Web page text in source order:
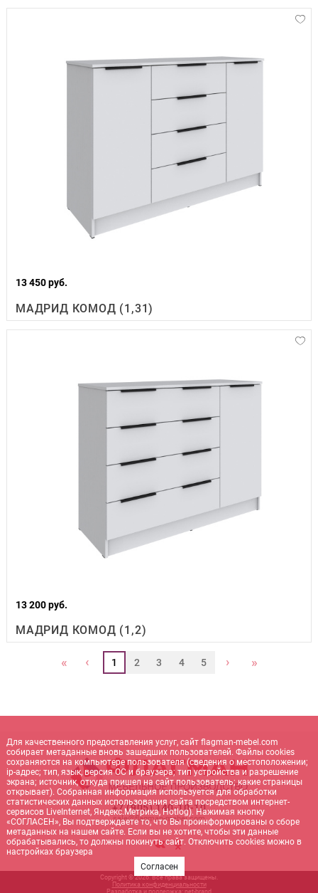
13 450 руб.
МАДРИД КОМОД (1,31)
13 200 руб.
МАДРИД КОМОД (1,2)
« ‹ 1 2 3 4 5 › »
+7 (905) 140-10-10
sale@flagman-mebel.com
Copyright © 2026. Все права защищены.
Политика конфиденциальности
Разработка и поддержка: net- brand
Для качественного предоставления услуг, сайт flagman-mebel.com
собирает метаданные вновь зашедших пользователей. Файлы cookies
сохраняются на компьютере пользователя (сведения о местоположении;
ip-адрес; тип, язык, версия ОС и браузера; тип устройства и разрешение
экрана; источник, откуда пришел на сайт пользователь; какие страницы
открывает). Собранная информация используется для обработки
статистических данных использования сайта посредством интернет-
сервисов LiveInternet, Яндекс.Метрика, Hotlog). Нажимая кнопку
«СОГЛАСЕН», Вы подтверждаете то, что Вы проинформированы о сборе
метаданных на нашем сайте. Если вы не хотите, чтобы эти данные
обрабатывались, то должны покинуть сайт. Отключить cookies можно в
настройках браузера
Согласен